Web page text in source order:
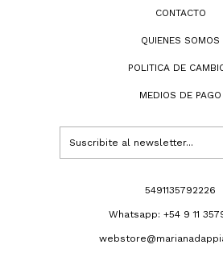
CONTACTO
QUIENES SOMOS
POLITICA DE
MEDIOS DE PAGO
5491135792226
Whatsapp: +54 9 11